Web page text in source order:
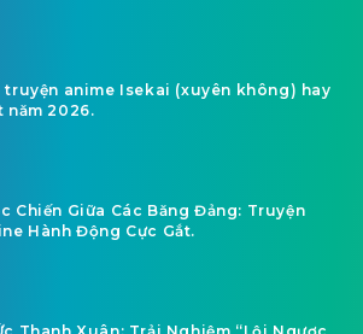
truyện anime Isekai (xuyên không) hay
năm 2026.
Chiến Giữa Các Băng Đảng: Truyện
Hành Động Cực Gắt.